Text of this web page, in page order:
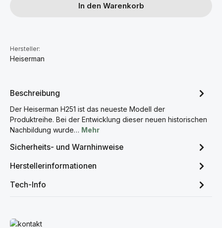
In den Warenkorb
Hersteller:
Heiserman
Beschreibung
Der Heiserman H251 ist das neueste Modell der
Produktreihe. Bei der Entwicklung dieser neuen historischen
Nachbildung wurde… Mehr
Sicherheits- und Warnhinweise
Herstellerinformationen
Tech-Info
Mehr erfahren